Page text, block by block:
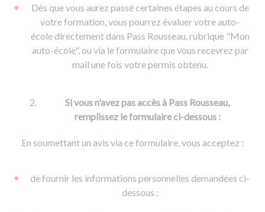
Voir tous les supports
Formation FCO
Formation CACES
Devenir enseignant de la conduite
Ressources
Dès que vous aurez passé certaines étapes au cours de
votre formation, vous pourrez évaluer votre auto-
école directement dans Pass Rousseau, rubrique "Mon
auto-école", ou via le formulaire que vous recevrez par
mail une fois votre permis obtenu.
Si vous n'avez pas accès à Pass Rousseau,
remplissez le formulaire ci-dessous :
En soumettant un avis via ce formulaire, vous acceptez :
de fournir les informations personnelles demandées ci-
dessous ;